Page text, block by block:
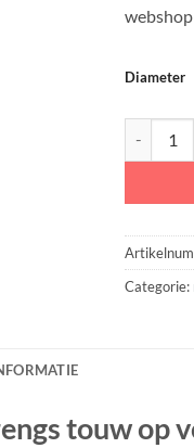
Diameter
Categorie:
touw op